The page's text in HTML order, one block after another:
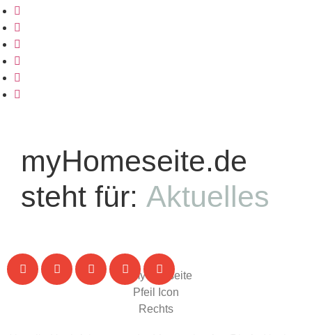
myHomeseite.de
steht für: Aktuelles